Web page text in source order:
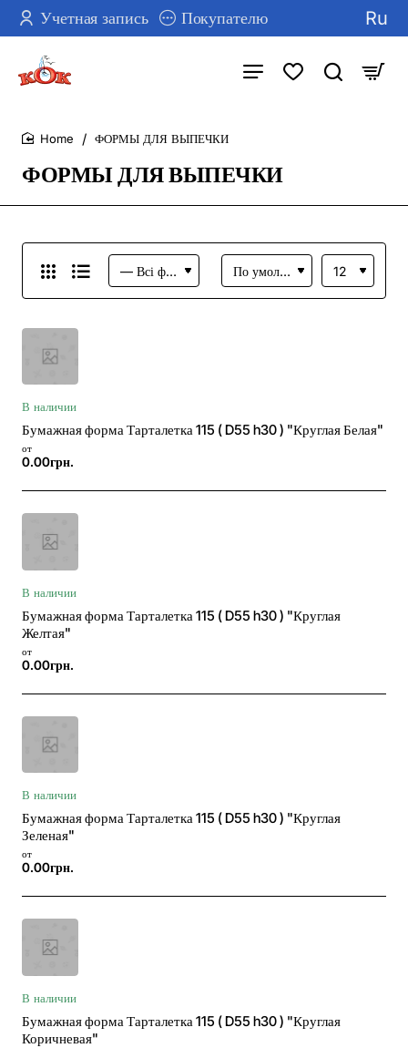
Учетная запись Покупателю Ru
ФОРМЫ ДЛЯ ВЫПЕЧКИ
ФОРМЫ ДЛЯ ВЫПЕЧКИ
В наличии
Бумажная форма Тарталетка 115 ( D55 h30 ) "Круглая Белая"
от
0.00грн.
В наличии
Бумажная форма Тарталетка 115 ( D55 h30 ) "Круглая
Желтая"
от
0.00грн.
В наличии
Бумажная форма Тарталетка 115 ( D55 h30 ) "Круглая
Зеленая"
от
0.00грн.
В наличии
Бумажная форма Тарталетка 115 ( D55 h30 ) "Круглая
Коричневая"